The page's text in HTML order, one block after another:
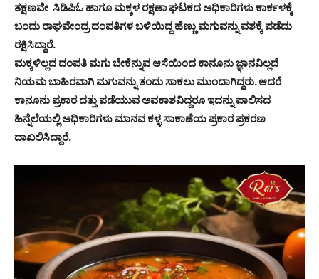
ತಕ್ಷಣವೇ ಸಿಡಿಪಿಓ ಹಾಗೂ ಮಕ್ಕಳ ರಕ್ಷಣಾ ಘಟಕದ ಅಧಿಕಾರಿಗಳು ಕಾರ್ಕಳಕ್ಕೆ
ಬಂದು ರಾಘವೇಂದ್ರ ದಂಪತಿಗಳ ಬಳಿಯಿದ್ದ ಹೆಣ್ಣು ಮಗುವನ್ನು ವಶಕ್ಕೆ ಪಡೆದು
ರಕ್ಷಿಸಿದ್ದಾರೆ.
ಮಕ್ಕಳಿಲ್ಲದ ದಂಪತಿ ಮಗು ಬೇಕೆನ್ನುವ ಆಸೆಯಿಂದ ಕಾನೂನು ಜ್ಞಾನವಿಲ್ಲದೆ
ನಿಯಮ ಬಾಹಿರವಾಗಿ ಮಗುವನ್ನು ತಂದು ಸಾಕಲು ಮುಂದಾಗಿದ್ದರು. ಆದರೆ
ಕಾನೂನು ಪ್ರಕಾರ ದತ್ತು ಪಡೆಯುವ ಅವಕಾಶವಿದ್ದರೂ ಇದನ್ನು ಪಾಲಿಸದ
ಹಿನ್ನೆಲೆಯಲ್ಲಿ ಅಧಿಕಾರಿಗಳು ಮಾನವ ಕಳ್ಳ ಸಾಕಾಣೆಯ ಪ್ರಕಾರ ಪ್ರಕರಣ
ದಾಖಲಿಸಿದ್ದಾರೆ.